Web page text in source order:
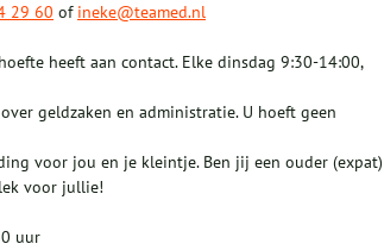
29 60 of ineke@teamed.nl
heeft aan contact. Elke dinsdag 9:30-14:00,
geldzaken en administratie. U hoeft geen
voor jou en je kleintje. Ben jij een ouder (expat)
voor jullie!
uur